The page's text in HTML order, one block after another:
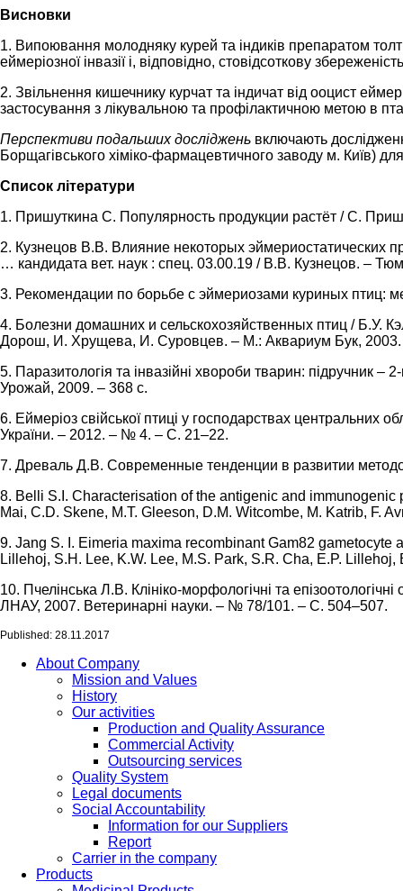
Висновки
1. Випоювання молодняку курей та індиків препаратом
еймеріозної інвазії і, відповідно, стовідсоткову
2. Звільнення кишечнику курчат та індичат від ооцист
застосування з лікувальною та профілактичною метою в
Перспективи подальших досліджень включають
Борщагівського хіміко-фармацевтичного заводу м. Київ)
Список літератури
1. Пришуткина С. Популярность продукции растёт / С.
2. Кузнецов В.В. Влияние некоторых эймериостатических
… кандидата вет. наук : спец. 03.00.19 / В.В. Кузнецов. –
3. Рекомендации по борьбе с эймериозами куриных
4. Болезни домашних и сельскохозяйственных птиц / Б.У.
Дорош, И. Хрущева, И. Суровцев. – М.: Аквариум Бук, 2003.
5. Паразитологія та інвазійні хвороби тварин:
Урожай, 2009. – 368 с.
6. Еймеріоз свійської птиці у господарствах центральних
України. – 2012. – № 4. – С. 21–22.
7. Древаль Д.В. Современные тенденции в развитии
8. Belli S.I. Characterisation of the antigenic and
Mai, C.D. Skene, M.T. Gleeson, D.M. Witcombe, M. Katrib, F.
9. Jang S. I. Eimeria maxima recombinant Gam82
Lillehoj, S.H. Lee, K.W. Lee, M.S. Park, S.R. Cha, E.P.
10. Пчелінська Л.В. Клініко-морфологічні та
ЛНАУ, 2007. Ветеринарні науки. – № 78/101. – С. 504–507.
Published: 28.11.2017
About Company
Mission and Values
History
Our activities
Production and Quality Assurance
Commercial Activity
Outsourcing services
Quality System
Legal documents
Social Accountability
Information for our Suppliers
Report
Carrier in the company
Products